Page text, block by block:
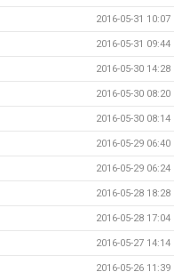
2016-05-31 10:07
2016-05-31 09:44
2016-05-30 14:28
2016-05-30 08:20
2016-05-30 08:14
2016-05-29 06:40
2016-05-29 06:24
2016-05-28 18:28
2016-05-28 17:04
2016-05-27 14:14
2016-05-26 11:39